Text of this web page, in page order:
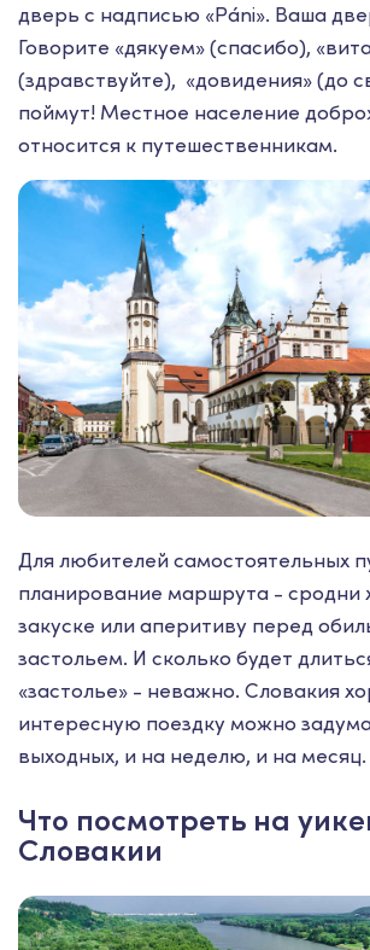
дверь с надписью «Páni». Ваша
Говорите «дякуем» (спасибо),
(здравствуйте), «довидения» (до
поймут! Местное население
относится к путешественникам.
Для любителей самостоятельных
планирование маршрута - сродни
закуске или аперитиву перед
застольем. И сколько будет
«застолье» - неважно. Словакия
интересную поездку можно
выходных, и на неделю, и на месяц.
Что посмотреть на
Словакии